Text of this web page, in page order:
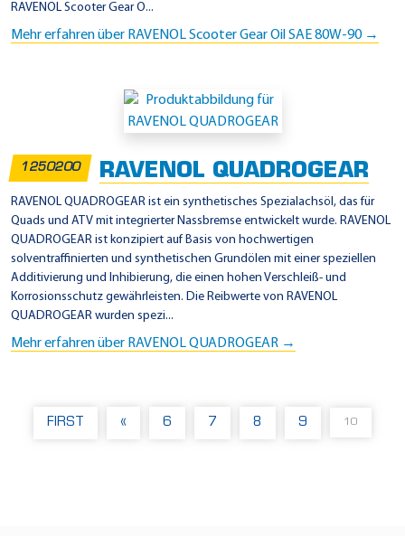
RAVENOL Scooter Gear O...
Mehr erfahren über RAVENOL Scooter Gear Oil SAE 80W-90 →
1250200 RAVENOL QUADROGEAR
RAVENOL QUADROGEAR ist ein synthetisches Spezialachsöl, das für
Quads und ATV mit integrierter Nassbremse entwickelt wurde. RAVENOL
QUADROGEAR ist konzipiert auf Basis von hochwertigen
solventraffinierten und synthetischen Grundölen mit einer speziellen
Additivierung und Inhibierung, die einen hohen Verschleiß- und
Korrosionsschutz gewährleisten. Die Reibwerte von RAVENOL
QUADROGEAR wurden spezi...
Mehr erfahren über RAVENOL QUADROGEAR →
FIRST « 6 7 8 9 10